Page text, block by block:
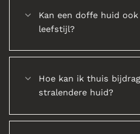
Kan een doffe huid
leefstijl?
Hoe kan ik thuis
stralendere huid?